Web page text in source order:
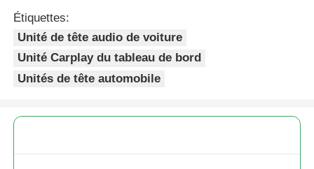
Étiquettes:
Unité de tête audio de voiture
Unité Carplay du tableau de bord
Unités de tête automobile